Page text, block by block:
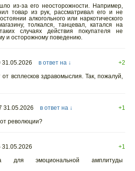
из-за его неосторожности. Например,
товар из рук, рассматривал его и не
алкогольного или наркотического
толкался, танцевал, катался на
случаях действия покупателя не
и осторожному поведению.
31.05.2026 в ответ на ↓
+2
от всплесков здравомыслия. Так, пожалуй,
31.05.2026 в ответ на ↓
+1
революции?
31.05.2026
+1
для эмоциональной амплитуды